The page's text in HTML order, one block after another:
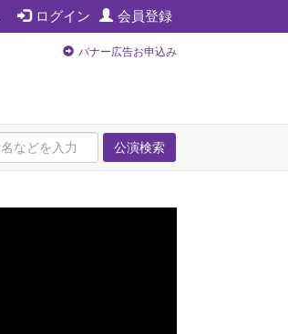
ログイン 会員登録
バナー広告お申込み
公演検索